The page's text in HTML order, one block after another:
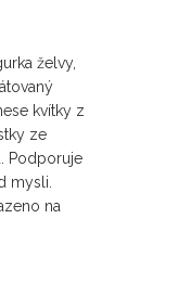
želvy,
kvítky z
ze
Podporuje
mysli.
na